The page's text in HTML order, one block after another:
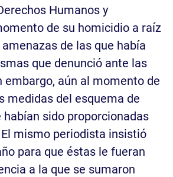
Humanos y
de su homicidio a raíz
de las que había
que denunció ante las
embargo, aún al momento de
medidas del esquema de
sido proporcionadas
mismo periodista insistió
para que éstas le fueran
a la que se sumaron